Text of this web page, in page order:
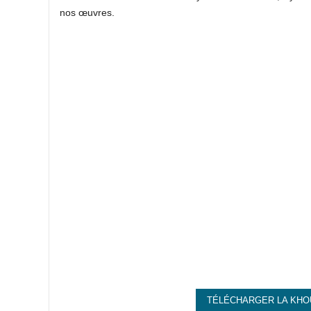
nos œuvres.
TÉLÉCHARGER LA